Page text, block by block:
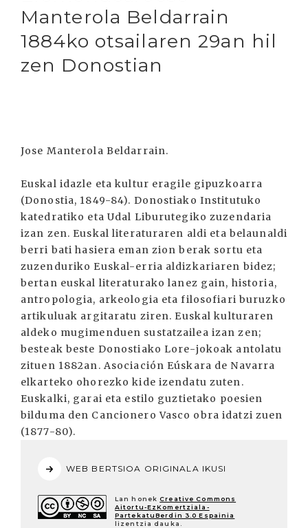
Manterola Beldarrain
1884ko otsailaren 29an hil
zen Donostian
Jose Manterola Beldarrain.
Euskal idazle eta kultur eragile gipuzkoarra
(Donostia, 1849-84). Donostiako Institutuko
katedratiko eta Udal Liburutegiko zuzendaria
izan zen. Euskal literaturaren aldi eta belaunaldi
berri bati hasiera eman zion berak sortu eta
zuzenduriko Euskal-erria aldizkariaren bidez;
bertan euskal literaturako lanez gain, historia,
antropologia, arkeologia eta filosofiari buruzko
artikuluak argitaratu ziren. Euskal kulturaren
aldeko mugimenduen sustatzailea izan zen;
besteak beste Donostiako Lore-jokoak antolatu
zituen 1882an. Asociación Eúskara de Navarra
elkarteko ohorezko kide izendatu zuten.
Euskalki, garai eta estilo guztietako poesien
bilduma den Cancionero Vasco obra idatzi zuen
(1877-80).
WEB BERTSIOA ORIGINALA IKUSI
Lan honek Creative Commons
Aitortu-EzKomertziala-
PartekatuBerdin 3.0 Espainia
lizentzia dauka.